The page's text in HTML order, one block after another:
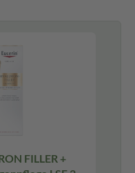
FILLER +